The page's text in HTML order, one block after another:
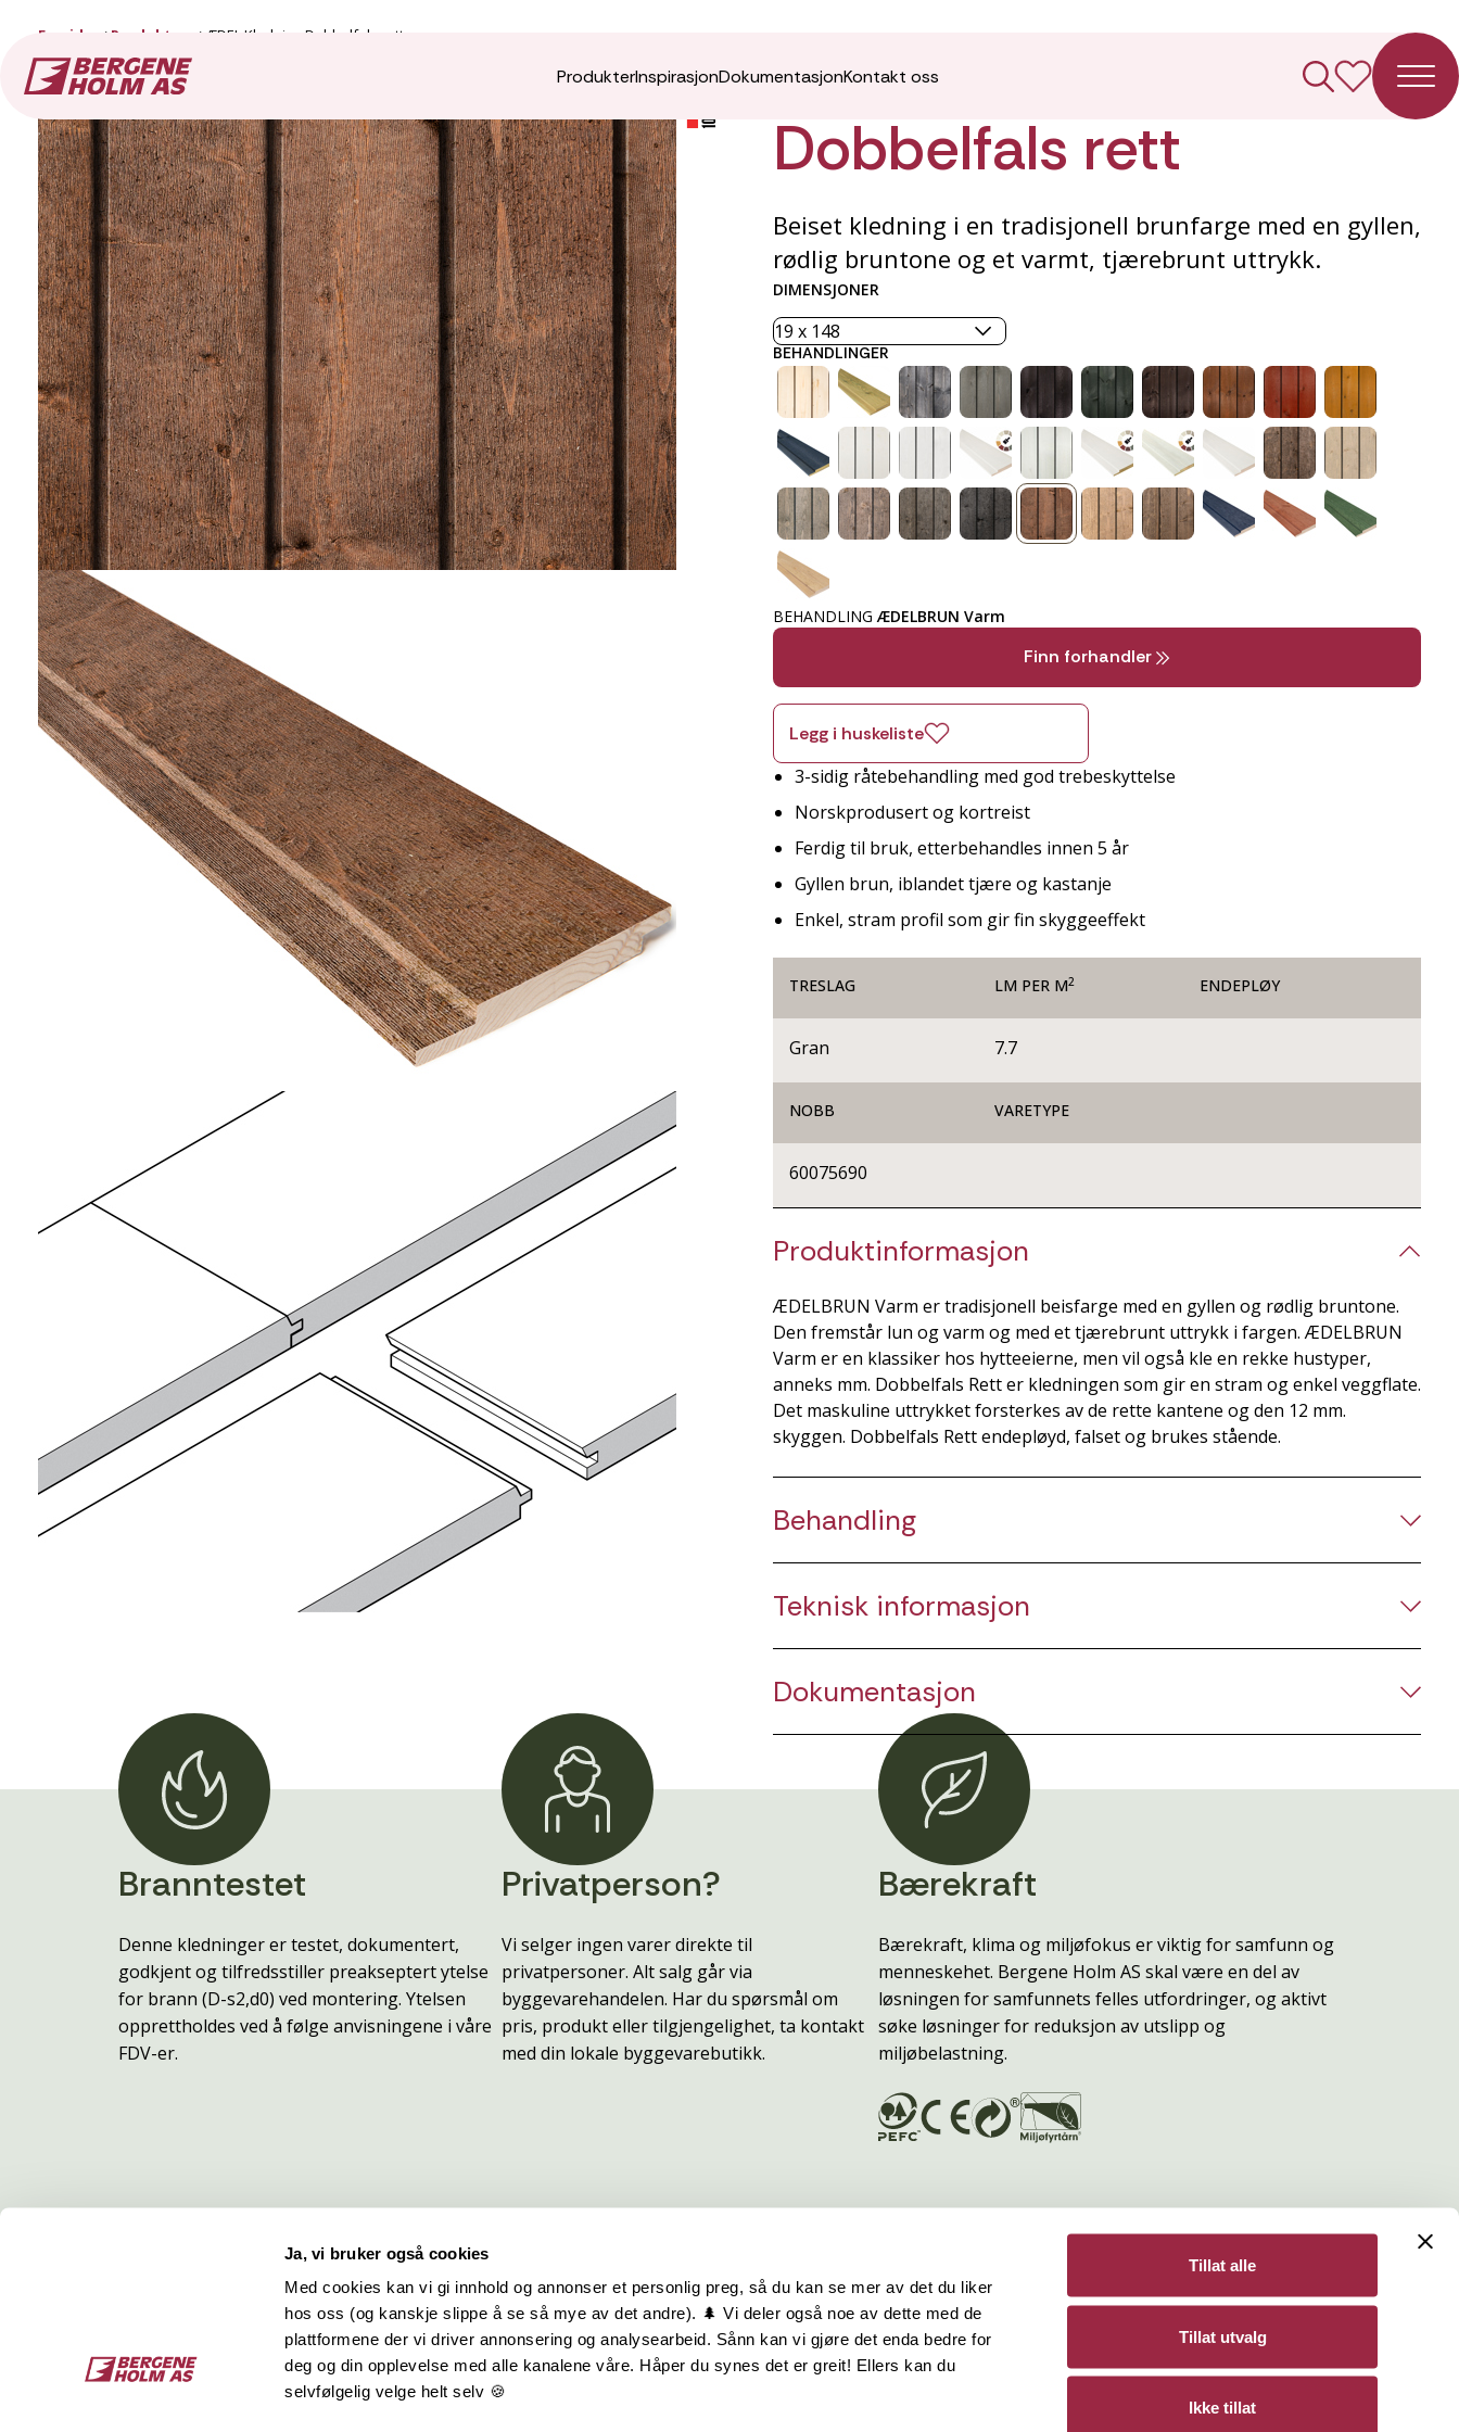
Ja, vi bruker også cookies
Med cookies kan vi gi innhold og annonser et personlig preg, så du kan se mer av det du liker
hos oss (og kanskje slippe å se så mye av det andre). 🌲 Vi deler også noe av dette med de
plattformene der vi driver annonsering og analysearbeid. Sånn kan vi gjøre det enda bedre for
deg og din opplevelse med alle kanalene våre. Håper du synes det er greit! Ellers kan du
selvfølgelig velge helt selv 🍪
Tillat alle
Tillat utvalg
Ikke tillat
ProdukterInspirasjonDokumentasjonKontakt oss
Forside Produkter ÆDEL Kledning Dobbelfals rett
ÆDEL Kledning
Dobbelfals rett
Beiset kledning i en tradisjonell brunfarge med en gyllen,
rødlig bruntone og et varmt, tjærebrunt uttrykk.
DIMENSJONER
BEHANDLINGER
BEHANDLING ÆDELBRUN Varm
Finn forhandler
Legg i huskeliste
3-sidig råtebehandling med god trebeskyttelse
Norskprodusert og kortreist
Ferdig til bruk, etterbehandles innen 5 år
Gyllen brun, iblandet tjære og kastanje
Enkel, stram profil som gir fin skyggeeffekt
TRESLAG LM PER M2 ENDEPLØY
Gran 7.7
NOBB VARETYPE
60075690
Produktinformasjon
ÆDELBRUN Varm er tradisjonell beisfarge med en gyllen og rødlig bruntone.
Den fremstår lun og varm og med et tjærebrunt uttrykk i fargen. ÆDELBRUN
Varm er en klassiker hos hytteeierne, men vil også kle en rekke hustyper,
anneks mm. Dobbelfals Rett er kledningen som gir en stram og enkel veggflate.
Det maskuline uttrykket forsterkes av de rette kantene og den 12 mm.
skyggen. Dobbelfals Rett endepløyd, falset og brukes stående.
Behandling
Teknisk informasjon
Dokumentasjon
Branntestet
Denne kledninger er testet, dokumentert,
godkjent og tilfredsstiller preakseptert ytelse
for brann (D-s2,d0) ved montering. Ytelsen
opprettholdes ved å følge anvisningene i våre
FDV-er.
Privatperson?
Vi selger ingen varer direkte til
privatpersoner. Alt salg går via
byggevarehandelen. Har du spørsmål om
pris, produkt eller tilgjengelighet, ta kontakt
med din lokale byggevarebutikk.
Bærekraft
Bærekraft, klima og miljøfokus er viktig for samfunn og
menneskehet. Bergene Holm AS skal være en del av
løsningen for samfunnets felles utfordringer, og aktivt
søke løsninger for reduksjon av utslipp og
miljøbelastning.
Bergene Holm AS
Om oss
Jobbe hos oss
Hurtiglenker Bergene Holm